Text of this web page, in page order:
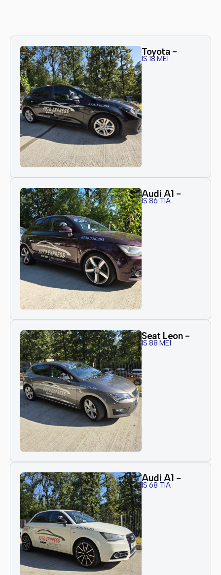
Toyota -
IS 18 MEI
Audi A1 -
IS 86 TIA
Seat Leon -
IS 88 MEI
Audi A1 -
IS 68 TIA